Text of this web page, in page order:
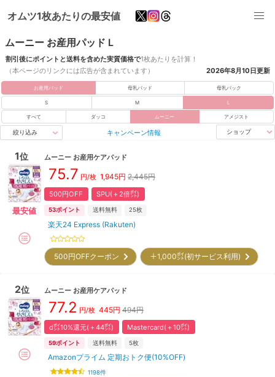
オムツ1枚あたりの最安値
ムーニー お産用パッド L
割引後にポイントと送料を含めた実質価格で1枚あたりを計算！
（本ページのリンクには広告が含まれています）
2026年8月10日更新
お産用パッド 母乳パッド 母乳パック
S M L
すべて ダッコ ムーニー アメジスト
絞り込み キャンペーン情報 ショップ
1位
最安値
ムーニー お産用ケアパッド
75.7 円/枚 1,945円 2,445円
500円OFF SPU(＋2倍㌽)
53ポイント 送料無料 25枚
楽天24 Express (Rakuten)
500円OFFクーポン ＋1,000㌽(初サービス利用)
2位 ムーニー お産用ケアパッド
77.2 円/枚 445円 494円
d㌽10%還元(＋44㌽) Mastercard(＋10㌽)
59ポイント 送料無料 5枚
Amazonプライム 定期おトク便(10%OFF)
1198件